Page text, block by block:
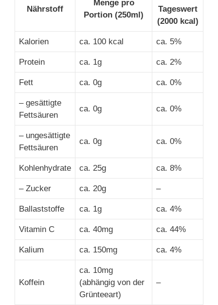
Nährstoff
Menge pro
Portion (250ml)
Tageswert
(2000 kcal)
Kalorien ca. 100 kcal ca. 5%
Protein ca. 1g ca. 2%
Fett ca. 0g ca. 0%
– gesättigte
Fettsäuren
ca. 0g ca. 0%
– ungesättigte
Fettsäuren
ca. 0g ca. 0%
Kohlenhydrate ca. 25g ca. 8%
– Zucker ca. 20g –
Ballaststoffe ca. 1g ca. 4%
Vitamin C ca. 40mg ca. 44%
Kalium ca. 150mg ca. 4%
Koffein
ca. 10mg
(abhängig von der
Grünteeart)
–